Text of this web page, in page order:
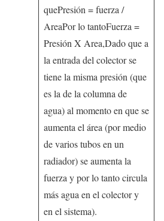
quePresión = fuerza /
AreaPor lo tantoFuerza =
Presión X Area,Dado que a
la entrada del colector se
tiene la misma presión (que
es la de la columna de
agua) al momento en que se
aumenta el área (por medio
de varios tubos en un
radiador) se aumenta la
fuerza y por lo tanto circula
más agua en el colector y
en el sistema).